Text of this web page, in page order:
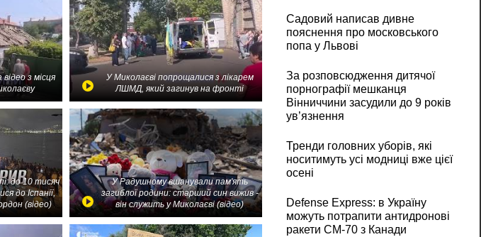
з місця
У Миколаєві попрощалися з лікарем
ЛШМД, який загинув на фронті
до 10 тисяч
до Іспанії,
(відео)
У Радушному вшанували пам'ять
загиблої родини: старший син вижив -
він служить у Миколаєві (відео)
Садовий написав дивне
пояснення про московського
попа у Львові
За розповсюдження дитячої
порнографії мешканця
Вінниччини засудили до 9 років
ув’язнення
Тренди головних уборів, які
носитимуть усі модниці вже цієї
осені
Defense Express: в Україну
можуть потрапити антидронові
ракети CM-70 з Канади